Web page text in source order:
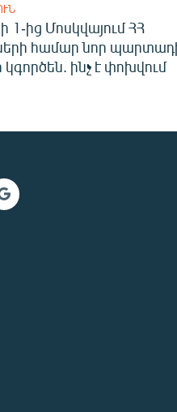
1-ից Մոսկվայում ՀՀ
համար նոր
ինչ է փոխվում